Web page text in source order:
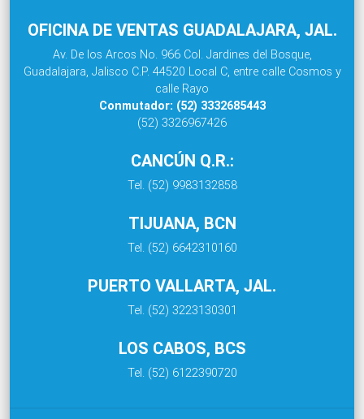
OFICINA DE VENTAS GUADALAJARA, JAL.
Av. De los Arcos No. 966 Col. Jardines del Bosque,
Guadalajara, Jalisco C.P. 44520 Local C, entre calle Cosmos y
calle Rayo
Conmutador: (52) 3332685443
(52) 3326967426
CANCÚN Q.R.:
Tel. (52) 9983132858
TIJUANA, BCN
Tel. (52) 6642310160
PUERTO VALLARTA, JAL.
Tel. (52) 3223130301
LOS CABOS, BCS
Tel. (52) 6122390720